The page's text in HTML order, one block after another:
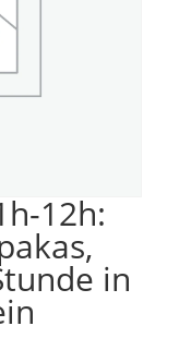
12h:
in